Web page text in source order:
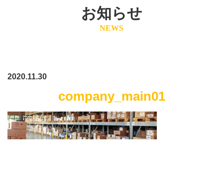
お知らせ
NEWS
2020.11.30
company_main01